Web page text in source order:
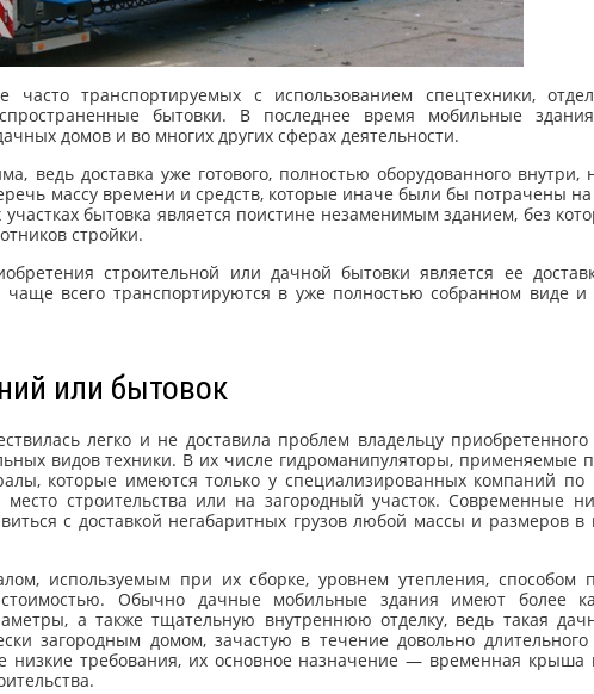
часто транспортируемых с использованием спецтехники,
бытовки. В последнее время мобильные
домов и во многих других сферах деятельности.
ведь доставка уже готового, полностью оборудованного внутри,
массу времени и средств, которые иначе были бы потрачены
бытовка является поистине незаменимым зданием, без
стройки.
строительной или дачной бытовки является ее
всего транспортируются в уже полностью собранном виде и
или бытовок
легко и не доставила проблем владельцу
видов техники. В их числе гидроманипуляторы, применяемые
которые имеются только у специализированных компаний по
строительства или на загородный участок. Современные
с доставкой негабаритных грузов любой массы и размеров
используемым при их сборке, уровнем утепления, способом
стоимостью. Обычно дачные мобильные здания имеют более
а также тщательную внутреннюю отделку, ведь такая
загородным домом, зачастую в течение довольно
низкие требования, их основное назначение — временная крыша